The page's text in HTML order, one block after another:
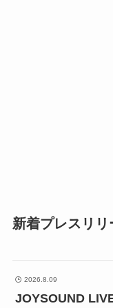
新着プレスリリ
2026.8.09
JOYSOUND